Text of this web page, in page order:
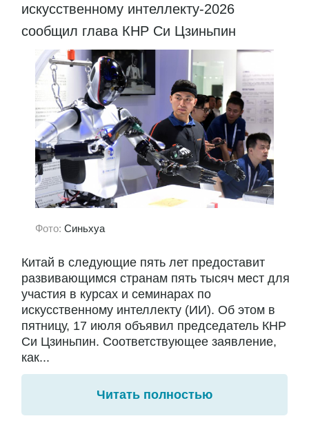
искусственному интеллекту-2026
сообщил глава КНР Си Цзиньпин
Фото: Синьхуа
Китай в следующие пять лет предоставит
развивающимся странам пять тысяч мест для
участия в курсах и семинарах по
искусственному интеллекту (ИИ). Об этом в
пятницу, 17 июля объявил председатель КНР
Си Цзиньпин. Соответствующее заявление,
как...
Читать полностью